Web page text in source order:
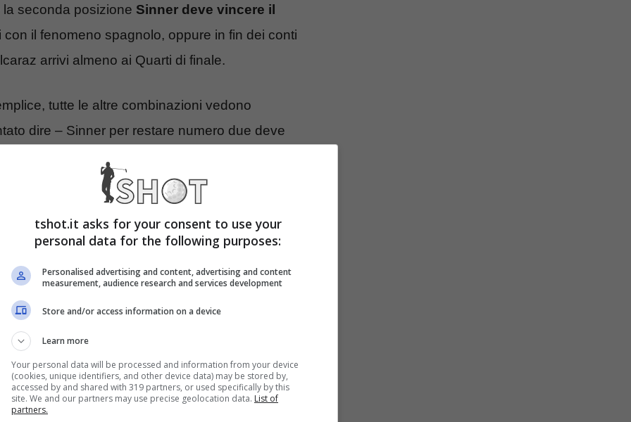
seconda posizione Sinner deve vincere il
il fenomeno spagnolo, oppure in fin dei conti
arrivi almeno ai Quarti di finale.
tutte le altre combinazioni vedono
dire – Sinner per restare numero due deve
che semplice visto il passato su terra
il proprio beniamino sempre nelle prime
tshot.it asks for your consent to use your
personal data for the following purposes:
Personalised advertising and content, advertising and content
measurement, audience research and services development
Store and/or access information on a device
Learn more
Your personal data will be processed and information from your device
(cookies, unique identifiers, and other device data) may be stored by,
accessed by and shared with 319 partners, or used specifically by this
site. We and our partners may use precise geolocation data. List of
partners.